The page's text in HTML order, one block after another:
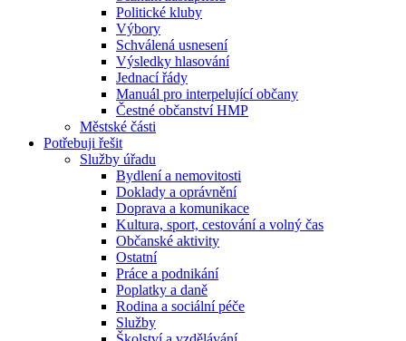
Politické kluby
Výbory
Schválená usnesení
Výsledky hlasování
Jednací řády
Manuál pro interpelující občany
Čestné občanství HMP
Městské části
Potřebuji řešit
Služby úřadu
Bydlení a nemovitosti
Doklady a oprávnění
Doprava a komunikace
Kultura, sport, cestování a volný čas
Občanské aktivity
Ostatní
Práce a podnikání
Poplatky a daně
Rodina a sociální péče
Služby